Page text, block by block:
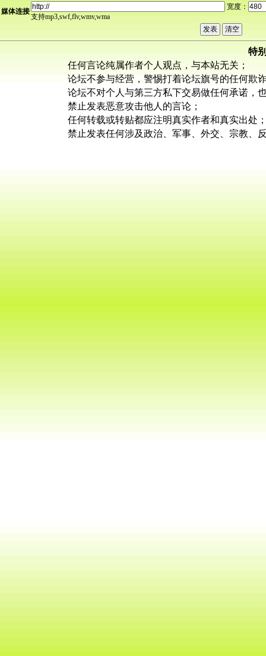
媒体连接
宽度：
支持mp3,swf,flv,wmv,wma
特
任何言论纯属作者个人观点，与本站无关；
论坛不参与经营，警惕打着论坛旗号的任何欺
论坛不对个人与第三方私下交易做任何承诺，
禁止发表恶意攻击他人的言论；
任何转载或转贴都应注明真实作者和真实出处
禁止发表任何涉及政治、军事、外交、宗教、